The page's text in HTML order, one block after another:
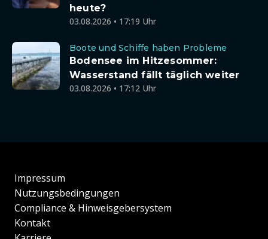
heute?
03.08.2026 • 17:19 Uhr
Boote und Schiffe haben Probleme
Bodensee im Hitzesommer:
Wasserstand fällt täglich weiter
03.08.2026 • 17:12 Uhr
Impressum
Nutzungsbedingungen
Compliance & Hinweisgebersystem
Kontakt